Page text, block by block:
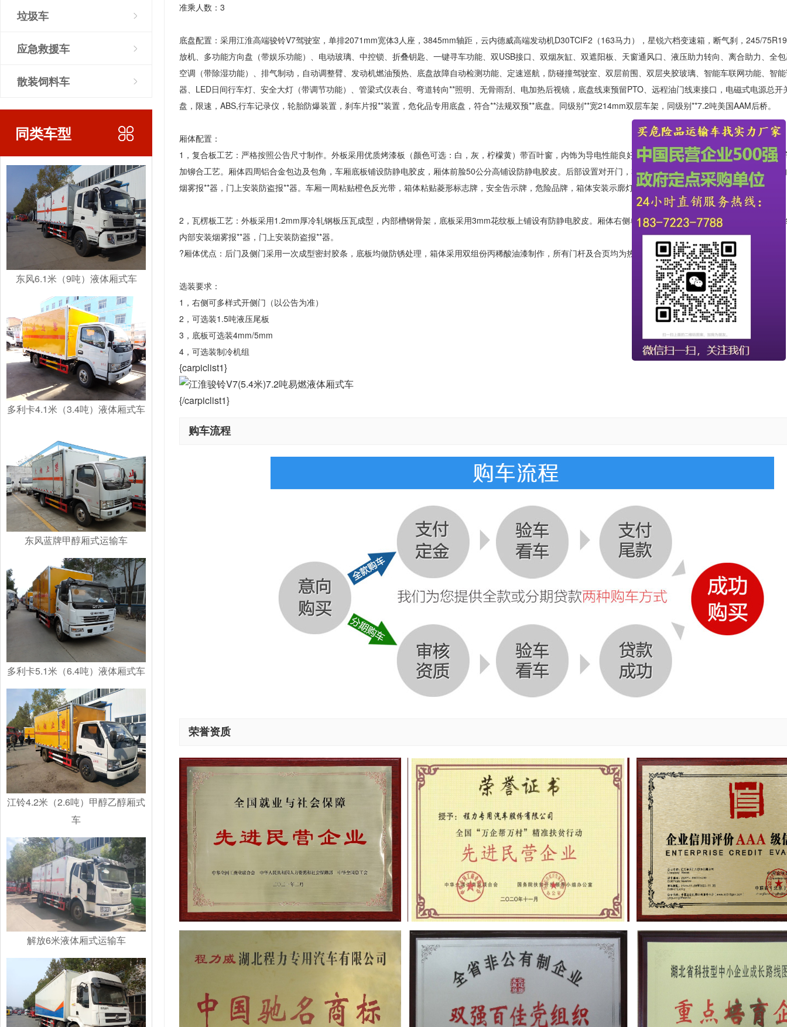
垃圾车
应急救援车
散装饲料车
同类车型
东风6.1米（9吨）液体厢式车
多利卡4.1米（3.4吨）液体厢式车
东风蓝牌甲醇厢式运输车
多利卡5.1米（6.4吨）液体厢式车
江铃4.2米（2.6吨）甲醇乙醇厢式
车
解放6米液体厢式运输车
准乘人数：3
底盘配置：采用江淮高端骏铃V7驾驶室，单排2071mm宽体3人座，3845mm轴距，云内德威高端发动机D30TCIF2（163马力），星锐六档变速箱，断气刹，245/
放机、多功能方向盘（带娱乐功能）、电动玻璃、中控锁、折叠钥匙、一键寻车功能、双USB接口、双烟灰缸、双遮阳板、天窗通风口、液压助力转向、离合助力、全
空调（带除湿功能）、排气制动，自动调整臂、发动机燃油预热、底盘故障自动检测功能、定速巡航，防碰撞驾驶室、双层前围、双层夹胶玻璃、智能车联网功能、智
器、LED日间行车灯、安全大灯（带调节功能）、管梁式仪表台、弯道转向**照明、无骨雨刮、电加热后视镜，底盘线束预留PTO、远程油门线束接口，电磁式电源总开
盘，限速，ABS,行车记录仪，轮胎防爆装置，刹车片报**装置，危化品专用底盘，符合**法规双预**底盘。同级别**宽214mm双层车架，同级别**7.2吨美国AAM后桥。
厢体配置：
1，复合板工艺：严格按照公告尺寸制作。外板采用优质烤漆板（颜色可选：白，灰，柠檬黄）带百叶窗，内饰为导电性能良好的铝平板有透气孔，矩形骨架结构内部填
加铆合工艺。厢体四周铝合金包边及包角，车厢底板铺设防静电胶皮，厢体前脸50公分高铺设防静电胶皮。后部设置对开门，右侧单开门，厢体内部两侧安装捆绑货物
烟雾报**器，门上安装防盗报**器。车厢一周粘贴橙色反光带，箱体粘贴菱形标志牌，安全告示牌，危险品牌，箱体安装示廓灯（前白后红），拖地静电带。
2，瓦楞板工艺：外板采用1.2mm厚冷轧钢板压瓦成型，内部槽钢骨架，底板采用3mm花纹板上铺设有防静电胶皮。厢体右侧单开门，后部设置对开门，厢体内部安装
内部安装烟雾报**器，门上安装防盗报**器。
?厢体优点：后门及侧门采用一次成型密封胶条，底板均做防锈处理，箱体采用双组份丙稀酸油漆制作，所有门杆及合页均为热镀锌材质。
选装要求：
1，右侧可多样式开侧门（以公告为准）
2，可选装1.5吨液压尾板
3，底板可选装4mm/5mm
4，可选装制冷机组
{carpiclist1}
{/carpiclist1}
购车流程
荣誉资质